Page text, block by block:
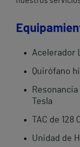
Acelerador
Quirófano
Tesla
TAC de 128
Unidad de